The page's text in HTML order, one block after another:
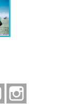
YouTube